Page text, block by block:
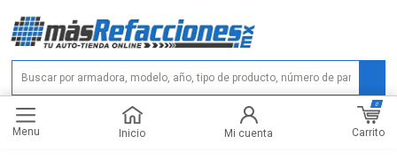
Menu Inicio Mi cuenta Carrito
0